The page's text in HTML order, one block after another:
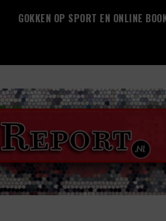
GOKKEN OP SPORT EN ONLINE